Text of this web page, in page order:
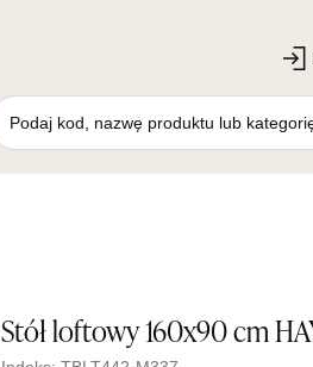
Stół loftowy 160x90 cm